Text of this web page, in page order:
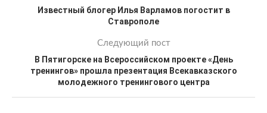
Известный блогер Илья Варламов погостит в
Ставрополе
Следующий пост
В Пятигорске на Всероссийском проекте «День
тренингов» прошла презентация Всекавказского
молодежного тренингового центра